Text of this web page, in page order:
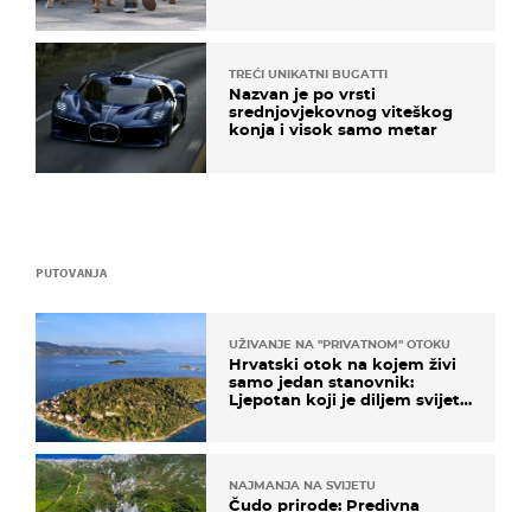
PUTOVANJA
UŽIVANJE NA "PRIVATNOM" OTOKU
Hrvatski otok na kojem živi
samo jedan stanovnik:
Ljepotan koji je diljem svijeta
NAJMANJA NA SVIJETU
Čudo prirode: Predivna
TREĆI UNIKATNI BUGATTI
Nazvan je po vrsti
srednjovjekovnog viteškog
konja i visok samo metar